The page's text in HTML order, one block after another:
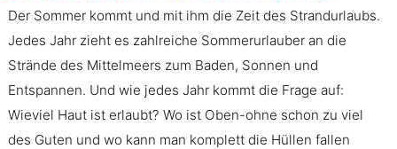
Der Sommer kommt und mit ihm die Zeit des Strandurlaubs.
Jedes Jahr zieht es zahlreiche Sommerurlauber an die
Strände des Mittelmeers zum Baden, Sonnen und
Entspannen. Und wie jedes Jahr kommt die Frage auf:
Wieviel Haut ist erlaubt? Wo ist Oben-ohne schon zu viel
des Guten und wo kann man komplett die Hüllen fallen